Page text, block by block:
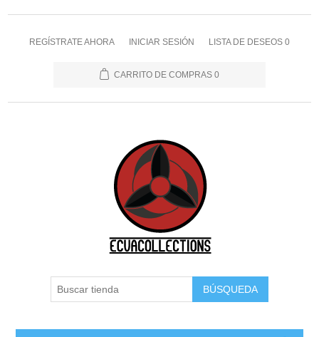
REGÍSTRATE AHORA INICIAR SESIÓN LISTA DE DESEOS 0
CARRITO DE COMPRAS 0
BÚSQUEDA